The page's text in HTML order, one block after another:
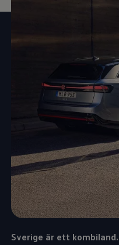
Sverige är ett kombiland.